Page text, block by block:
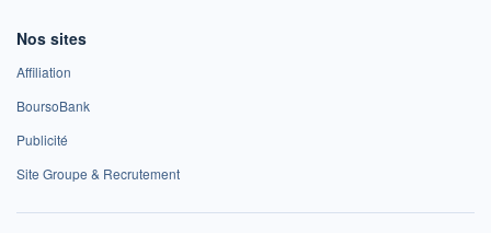
Nos sites
Affiliation
BoursoBank
Publicité
Site Groupe & Recrutement